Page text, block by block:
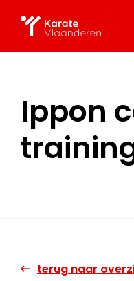
Ippon
terug naar